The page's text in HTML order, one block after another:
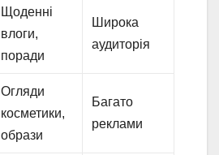
Щоденні
влоги,
поради
Широка
аудиторія
Огляди
косметики,
образи
Багато
реклами